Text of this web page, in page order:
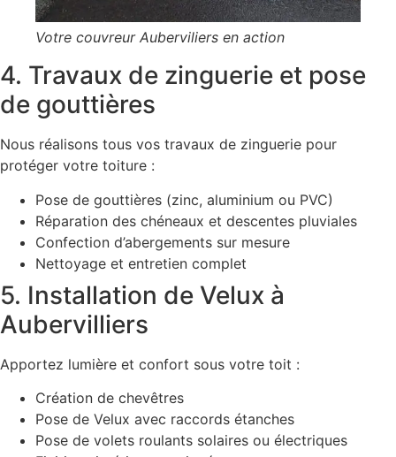
Votre couvreur Auberviliers en action
4. Travaux de zinguerie et pose
de gouttières
Nous réalisons tous vos travaux de zinguerie pour
protéger votre toiture :
Pose de gouttières (zinc, aluminium ou PVC)
Réparation des chéneaux et descentes pluviales
Confection d’abergements sur mesure
Nettoyage et entretien complet
5. Installation de Velux à
Aubervilliers
Apportez lumière et confort sous votre toit :
Création de chevêtres
Pose de Velux avec raccords étanches
Pose de volets roulants solaires ou électriques